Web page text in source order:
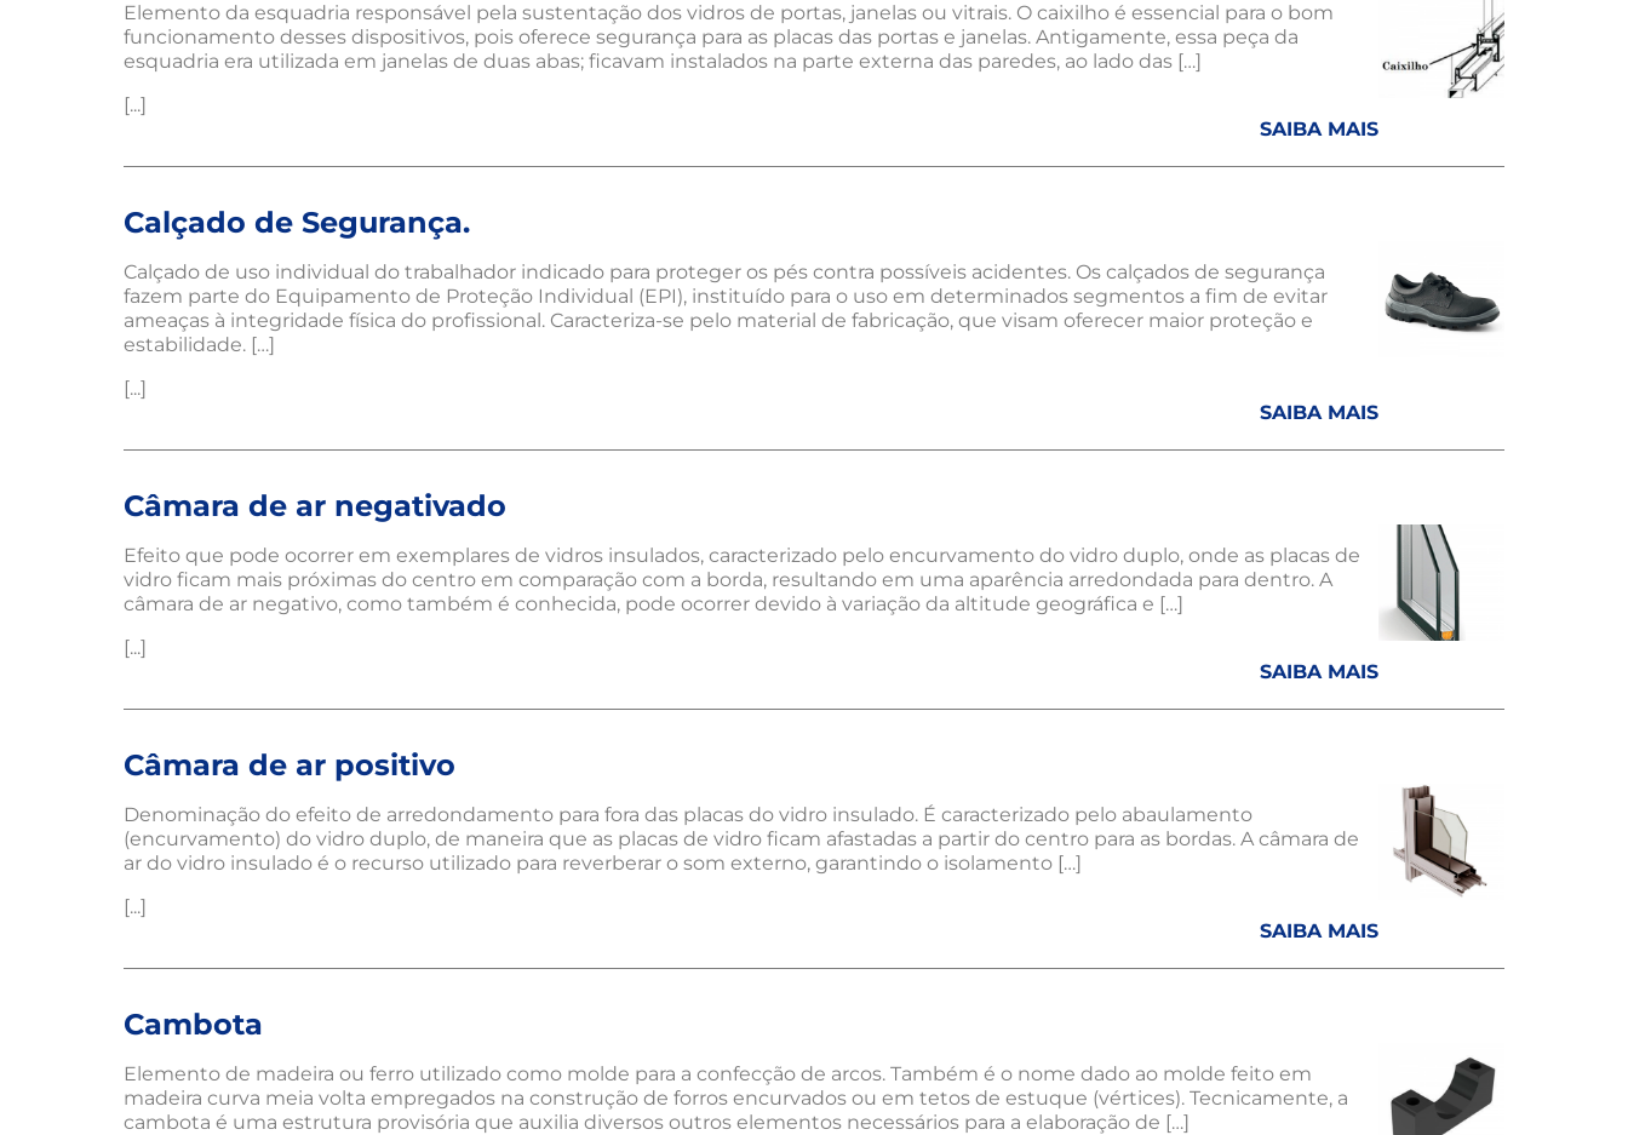
Elemento da esquadria responsável pela sustentação dos vidros de portas, janelas ou vitrais. O caixilho é essencial para o bom
funcionamento desses dispositivos, pois oferece segurança para as placas das portas e janelas. Antigamente, essa peça da
esquadria era utilizada em janelas de duas abas; ficavam instalados na parte externa das paredes, ao lado das […]
[...]
SAIBA MAIS
Calçado de Segurança.
Calçado de uso individual do trabalhador indicado para proteger os pés contra possíveis acidentes. Os calçados de segurança
fazem parte do Equipamento de Proteção Individual (EPI), instituído para o uso em determinados segmentos a fim de evitar
ameaças à integridade física do profissional. Caracteriza-se pelo material de fabricação, que visam oferecer maior proteção e
estabilidade. […]
[...]
SAIBA MAIS
Câmara de ar negativado
Efeito que pode ocorrer em exemplares de vidros insulados, caracterizado pelo encurvamento do vidro duplo, onde as placas de
vidro ficam mais próximas do centro em comparação com a borda, resultando em uma aparência arredondada para dentro. A
câmara de ar negativo, como também é conhecida, pode ocorrer devido à variação da altitude geográfica e […]
[...]
SAIBA MAIS
Câmara de ar positivo
Denominação do efeito de arredondamento para fora das placas do vidro insulado. É caracterizado pelo abaulamento
(encurvamento) do vidro duplo, de maneira que as placas de vidro ficam afastadas a partir do centro para as bordas. A câmara de
ar do vidro insulado é o recurso utilizado para reverberar o som externo, garantindo o isolamento […]
[...]
SAIBA MAIS
Cambota
Elemento de madeira ou ferro utilizado como molde para a confecção de arcos. Também é o nome dado ao molde feito em
madeira curva meia volta empregados na construção de forros encurvados ou em tetos de estuque (vértices). Tecnicamente, a
cambota é uma estrutura provisória que auxilia diversos outros elementos necessários para a elaboração de […]